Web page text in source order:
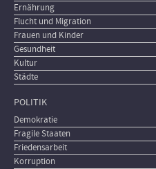
Ernährung
Flucht und Migration
Frauen und Kinder
Gesundheit
Kultur
Städte
POLITIK
Demokratie
Fragile Staaten
Friedensarbeit
Korruption